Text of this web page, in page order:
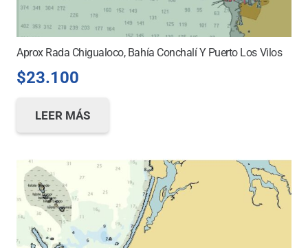
Aprox Rada Chigualoco, Bahía Conchalí Y Puerto Los Vilos
$23.100
LEER MÁS